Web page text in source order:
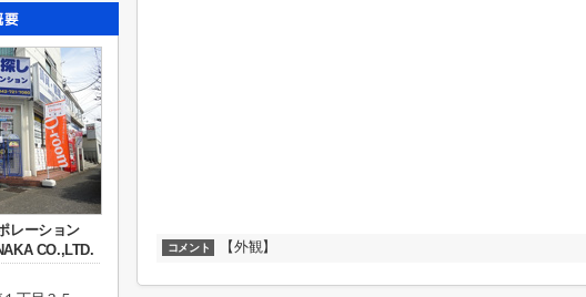
コメント 【外観】
レーション
CO.,LTD.